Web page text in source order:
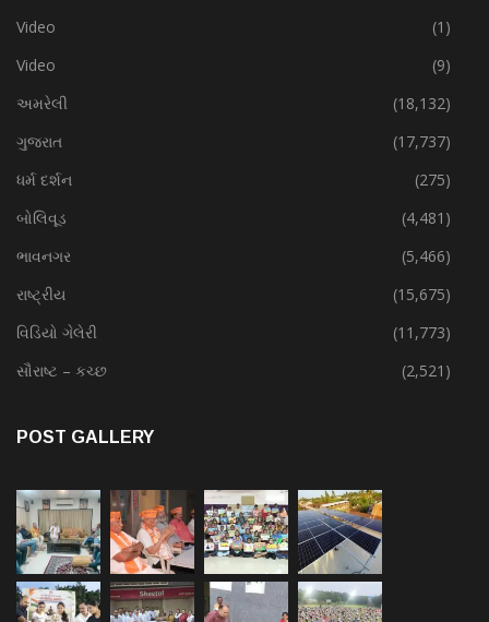
Video
(1)
Video
(9)
અમરેલી
(18,132)
ગુજરાત
(17,737)
ધર્મ દર્શન
(275)
બોલિવૂડ
(4,481)
ભાવનગર
(5,466)
રાષ્ટ્રીય
(15,675)
વિડિયો ગેલેરી
(11,773)
સૌરાષ્ટ – કચ્છ
(2,521)
POST GALLERY